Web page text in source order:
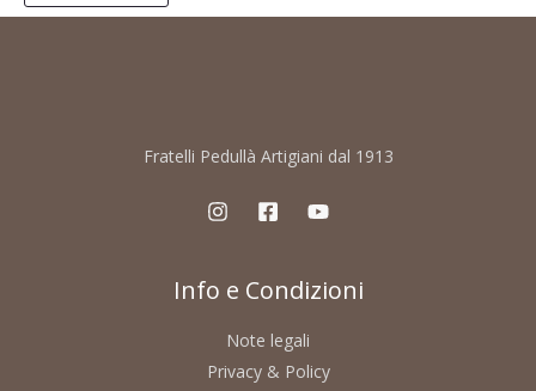
Fratelli Pedullà Artigiani dal 1913
Info e Condizioni
Note legali
Privacy & Policy